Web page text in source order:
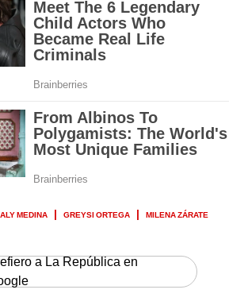
MEDINA GREYSI ORTEGA
MILENA ZÁRATE
a La República en